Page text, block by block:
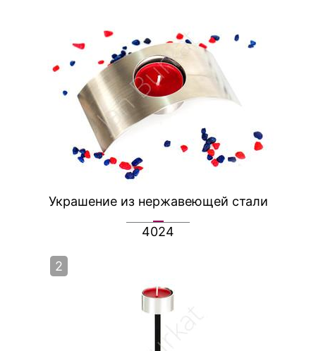
Украшение из нержавеющей стали
4024
2